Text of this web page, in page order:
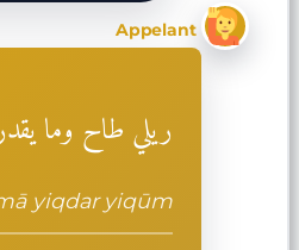
Appelant
ريلي طاح وما
yiqdar yiqūm